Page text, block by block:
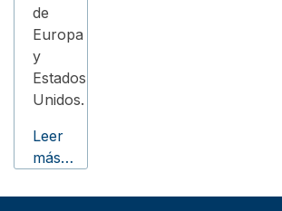
de
Europa
y
Estados
Unidos.
Leer
más…